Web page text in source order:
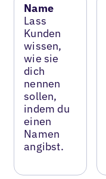
Name
Lass
Kunden
wissen,
wie sie
dich
nennen
sollen,
indem du
einen
Namen
angibst.